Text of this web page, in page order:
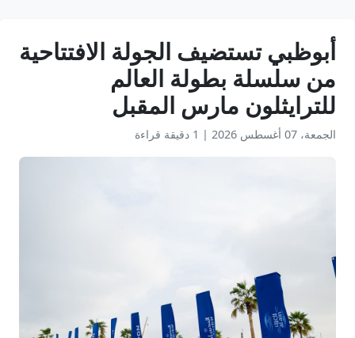
أبوظبي تستضيف الجولة الافتتاحية
من سلسلة بطولة العالم
للترايثلون مارس المقبل
الجمعة، 07 أغسطس 2026 | 1 دقيقة قراءة